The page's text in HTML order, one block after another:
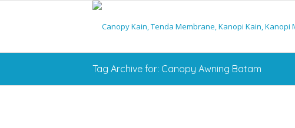
Tag Archive for: Canopy Awning Batam